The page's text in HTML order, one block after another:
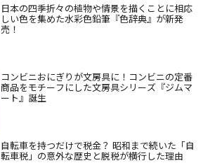
日本の四季折々の植物や情景を描くことに相応
しい色を集めた水彩色鉛筆『色辞典』が新発
売！
コンビニおにぎりが文房具に！コンビニの定番
商品をモチーフにした文房具シリーズ『ジムマ
ート』誕生
自転車を持つだけで税金？ 昭和まで続いた「自
転車税」の意外な歴史と脱税が横行した理由